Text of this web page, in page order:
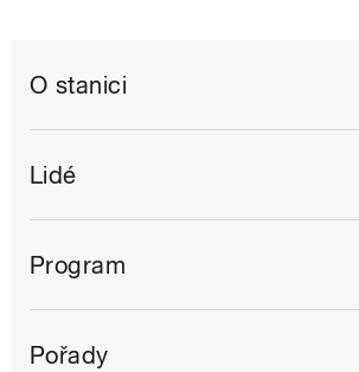
O stanici
Lidé
Program
Pořady